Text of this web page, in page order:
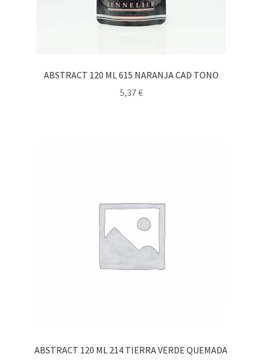
ABSTRACT 120 ML 615 NARANJA CAD TONO
5,37€
ABSTRACT 120 ML 214 TIERRA VERDE QUEMADA